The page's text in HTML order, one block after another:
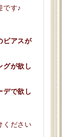
です♪
ピアスが
グが欲し
デで欲し
ください